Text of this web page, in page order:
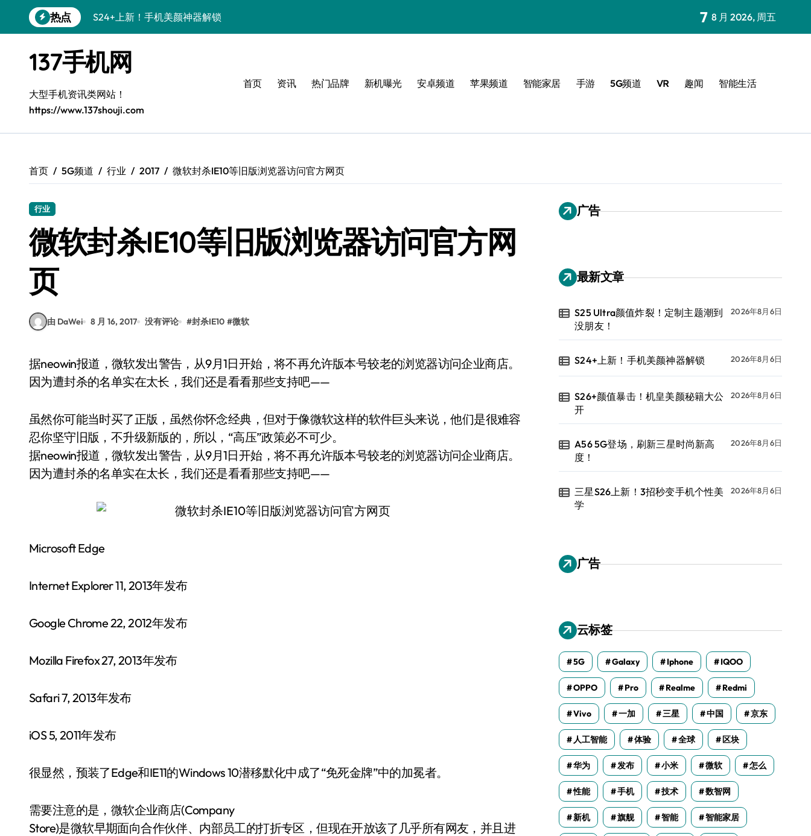
到
热点
S24+上新！手机美颜神器解锁
A56 5G登场，刷新三星时尚新高度！
三星S26上新！3招秒变手机个性美学
S25美学攻略：解锁三星个性炫彩新姿势
C55 5G潮玩秘籍：定制时尚新态度
Galaxy Z Flip6：折叠间，尽显潮流魔力！
S25 Ultra颜值炸裂！定制主题潮到没朋友！
7 8 月 2026, 周五
137手机网
大型手机资讯类网站！
https://www.137shouji.com
首页 资讯 热门品牌 新机曝光 安卓频道 苹果频道 智能家居 手游 5G频道 VR 趣闻 智能生活
首页 5G频道 行业 2017 微软封杀IE10等旧版浏览器访问官方网页
行业
微软封杀IE10等旧版浏览器访问官方网
页
由 DaWei 8 月 16, 2017 没有评论 #封杀IE10 #微软
据neowin报道，微软发出警告，从9月1日开始，将不再允许版本号较老的浏览器访问企业商店。
因为遭封杀的名单实在太长，我们还是看看那些支持吧——
虽然你可能当时买了正版，虽然你怀念经典，但对于像微软这样的软件巨头来说，他们是很难容
忍你坚守旧版，不升级新版的，所以，“高压”政策必不可少。
据neowin报道，微软发出警告，从9月1日开始，将不再允许版本号较老的浏览器访问企业商店。
因为遭封杀的名单实在太长，我们还是看看那些支持吧——
Microsoft Edge
Internet Explorer 11, 2013年发布
Google Chrome 22, 2012年发布
Mozilla Firefox 27, 2013年发布
Safari 7, 2013年发布
iOS 5, 2011年发布
很显然，预装了Edge和IE11的Windows 10潜移默化中成了“免死金牌”中的加冕者。
需要注意的是，微软企业商店(Company
Store)是微软早期面向合作伙伴、内部员工的打折专区，但现在开放该了几乎所有网友，并且进
广告
最新文章
S25 Ultra颜值炸裂！定制主题潮到
没朋友！
2026年8月6日
S24+上新！手机美颜神器解锁 2026年8月6日
S26+颜值暴击！机皇美颜秘籍大公
开
2026年8月6日
A56 5G登场，刷新三星时尚新高
度！
2026年8月6日
三星S26上新！3招秒变手机个性美
学
2026年8月6日
广告
云标签
5G Galaxy Iphone IQOO
OPPO Pro Realme Redmi
Vivo 一加 三星 中国 京东
人工智能 体验 全球 区块
华为 发布 小米 微软 怎么
性能 手机 技术 数智网
新机 旗舰 智能 智能家居